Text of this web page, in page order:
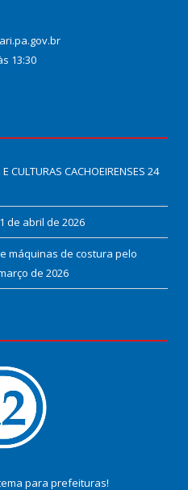
13:30
CULTURAS CACHOEIRENSES 24
1 de abril de 2026
máquinas de costura pelo
de 2026
para prefeituras!